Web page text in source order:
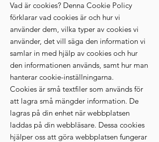
Vad är cookies? Denna Cookie Policy
förklarar vad cookies är och hur vi
använder dem, vilka typer av cookies vi
använder, det vill säga den information vi
samlar in med hjälp av cookies och hur
den informationen används, samt hur man
hanterar cookie-inställningarna.
Cookies är små textfiler som används för
att lagra små mängder information. De
lagras på din enhet när webbplatsen
laddas på din webbläsare. Dessa cookies
hjälper oss att göra webbplatsen fungerar